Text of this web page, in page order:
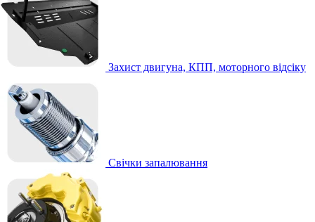
Захист двигуна, КПП, моторного відсіку
Свічки запалювання